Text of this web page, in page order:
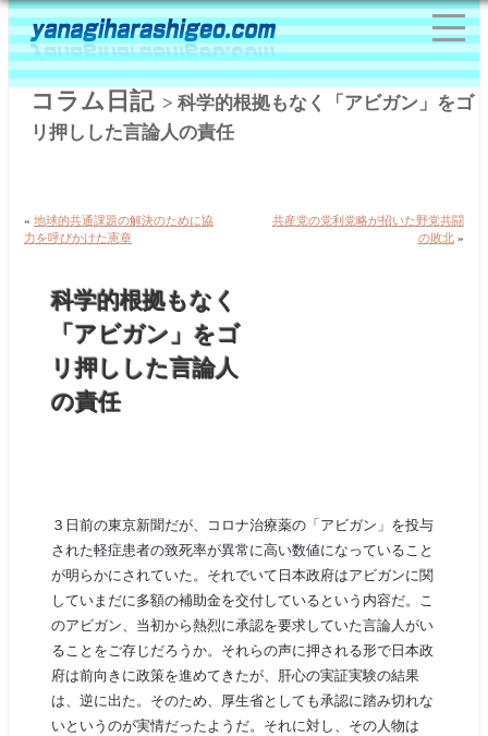
コラム日記> 科学的根拠もなく「アビガン」をゴ
リ押しした言論人の責任
«地球的共通課題の解決のために協
力を呼びかけた憲章
共産党の党利党略が招いた野党共闘
の敗北»
科学的根拠もなく
「アビガン」をゴ
リ押しした言論人
の責任
３日前の東京新聞だが、コロナ治療薬の「アビガン」を投与
された軽症患者の致死率が異常に高い数値になっていること
が明らかにされていた。それでいて日本政府はアビガンに関
していまだに多額の補助金を交付しているという内容だ。こ
のアビガン、当初から熱烈に承認を要求していた言論人がい
ることをご存じだろうか。それらの声に押される形で日本政
府は前向きに政策を進めてきたが、肝心の実証実験の結果
は、逆に出た。そのため、厚生省としても承認に踏み切れな
いというのが実情だったようだ。それに対し、その人物は